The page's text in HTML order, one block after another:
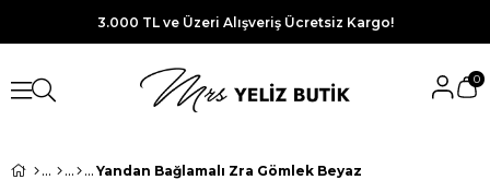
3.000 TL ve Üzeri Alışveriş Ücretsiz Kargo!
0
Yandan Bağlamalı Zra Gömlek Beyaz